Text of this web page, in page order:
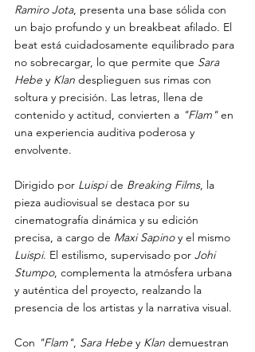
Ramiro Jota, presenta una base sólida con
un bajo profundo y un breakbeat afilado. El
beat está cuidadosamente equilibrado para
no sobrecargar, lo que permite que Sara
Hebe y Klan desplieguen sus rimas con
soltura y precisión. Las letras, llena de
contenido y actitud, convierten a "Flam" en
una experiencia auditiva poderosa y
envolvente.
Dirigido por Luispi de Breaking Films, la
pieza audiovisual se destaca por su
cinematografía dinámica y su edición
precisa, a cargo de Maxi Sapino y el mismo
Luispi. El estilismo, supervisado por Johi
Stumpo, complementa la atmósfera urbana
y auténtica del proyecto, realzando la
presencia de los artistas y la narrativa visual.
Con "Flam", Sara Hebe y Klan demuestran